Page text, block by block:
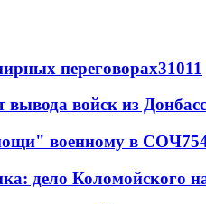
переговорах31011
войск из
военному в СОЧ
дело Коломойского